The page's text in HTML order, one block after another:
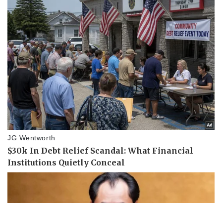
Sức khỏe
Dinh dưỡng - món ngon
Cây thuốc
Sản phụ khoa
Nhi khoa
Nam khoa
Làm đẹp - giảm cân
Phòng mạch online
Ăn sạch sống khỏe
Đời sống
Nhà đẹp
Blog
Tình yêu - Gia đình